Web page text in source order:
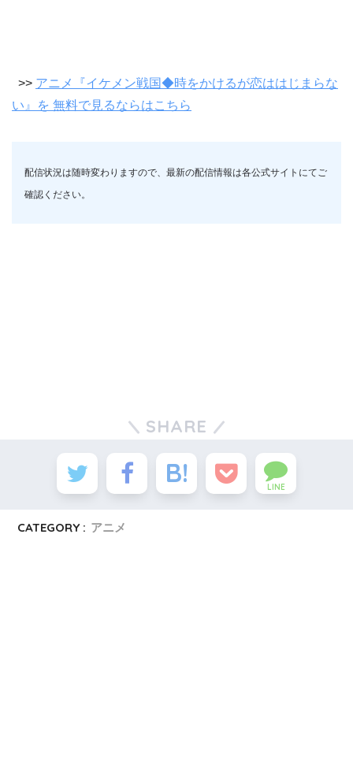
>> アニメ『イケメン戦国◆時をかけるが恋ははじまらな
い』を 無料で見るならはこちら
配信状況は随時変わりますので、最新の配信情報は各公式サイトにてご
確認ください。
SHARE
LINE
CATEGORY : アニメ